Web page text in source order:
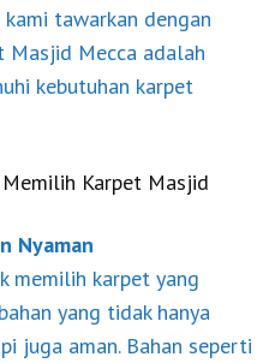
tawarkan dengan
Masjid Mecca adalah
kebutuhan karpet
Karpet Masjid
Nyaman
memilih karpet yang
yang tidak hanya
juga aman. Bahan seperti